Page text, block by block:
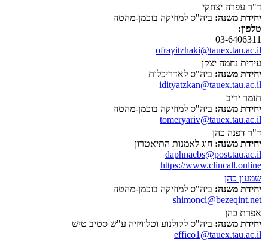
ד"ר עפרה יצחקי
יחידת משנה: ביה"ס למוזיקה בוכמן-מהטה
טלפון:
03-6406311
ofrayitzhaki@tauex.tau.ac.il
עידית נחמה יצקן
יחידת משנה: ביה"ס לאדריכלות
idityatzkan@tauex.tau.ac.il
תומר יריב
יחידת משנה: ביה"ס למוזיקה בוכמן-מהטה
tomeryariv@tauex.tau.ac.il
ד"ר דפנה כהן
יחידת משנה: חוג לאמנות התיאטרון
daphnacbs@post.tau.ac.il
https://www.clincall.online
שמעון כהן
יחידת משנה: ביה"ס למוזיקה בוכמן-מהטה
shimonci@bezeqint.net
אפרת כהן
יחידת משנה: ביה"ס לקולנוע וטלוויזיה ע"ש סטיב טיש
effico1@tauex.tau.ac.il